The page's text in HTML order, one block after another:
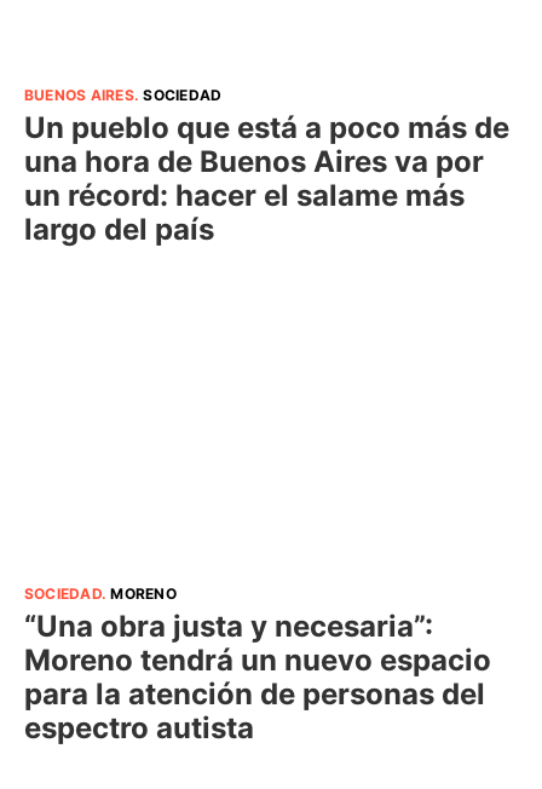
BUENOS AIRES.SOCIEDAD
Un pueblo que está a poco más de
una hora de Buenos Aires va por
un récord: hacer el salame más
largo del país
SOCIEDAD.MORENO
“Una obra justa y necesaria”:
Moreno tendrá un nuevo espacio
para la atención de personas del
espectro autista